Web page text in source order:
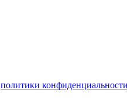
политики конфиденциальности